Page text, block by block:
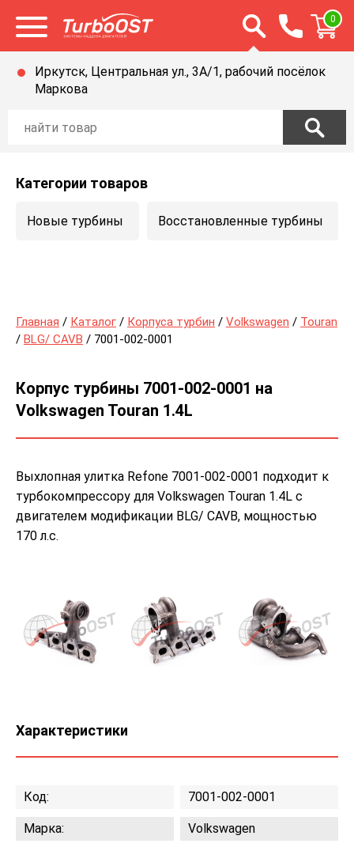
Открыть меню Открыть строку
0
Иркутск, Центральная ул., 3А/1, рабочий посёлок
Маркова
Категории товаров
Новые турбины Восстановленные турбины
Главная / Каталог / Корпуса турбин / Volkswagen / Touran
/ BLG/ CAVB / 7001-002-0001
Корпус турбины 7001-002-0001 на
Volkswagen Touran 1.4L
Выхлопная улитка Refone 7001-002-0001 подходит к
турбокомпрессору для Volkswagen Touran 1.4L с
двигателем модификации BLG/ CAVB, мощностью
170 л.с.
Характеристики
Код: 7001-002-0001
Марка: Volkswagen